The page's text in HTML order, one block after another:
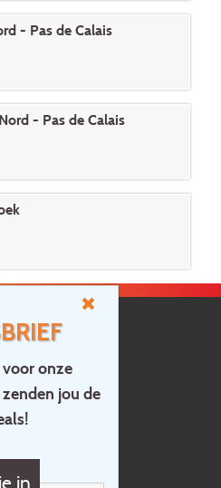
onze
jou de
in
- Pas de Calais
- Pas de Calais
Home